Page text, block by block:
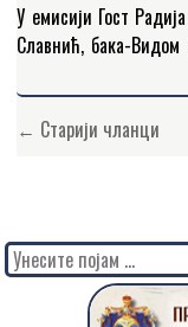
У емисији Гост
Славнић, бака-Видом
појац при
1934. године,…
Кретање
← Старији чланци
Search
for: